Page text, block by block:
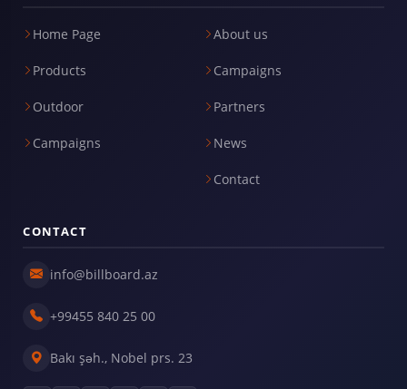
Home Page
Products
Outdoor
Campaigns
About us
Campaigns
Partners
News
Contact
CONTACT
info@billboard.az
+99455 840 25 00
Bakı şəh., Nobel prs. 23